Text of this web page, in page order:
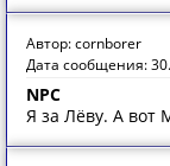
Автор: cornborer
Дата сообщения:
NPC
Я за Лёву. А вот